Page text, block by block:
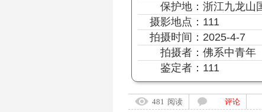
保护地： 浙江九龙山
摄影地点： 111
拍摄时间： 2025-4-7
拍摄者： 佛系中青年
鉴定者： 111
481 阅读 评论